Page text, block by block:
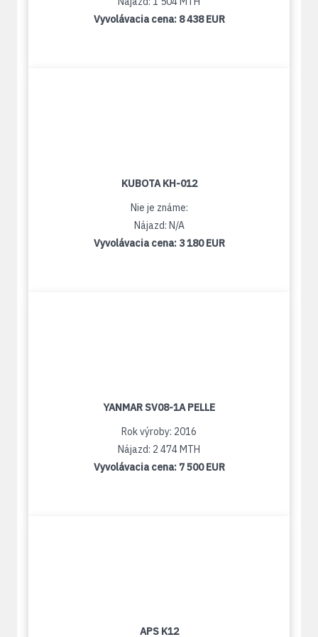
Vyvolávacia cena: 8 438 EUR
KUBOTA KH-012
Nie je známe:
Nájazd: N/A
Vyvolávacia cena: 3 180 EUR
YANMAR SV08-1A PELLE
Rok výroby: 2016
Nájazd: 2 474 MTH
Vyvolávacia cena: 7 500 EUR
APS K12